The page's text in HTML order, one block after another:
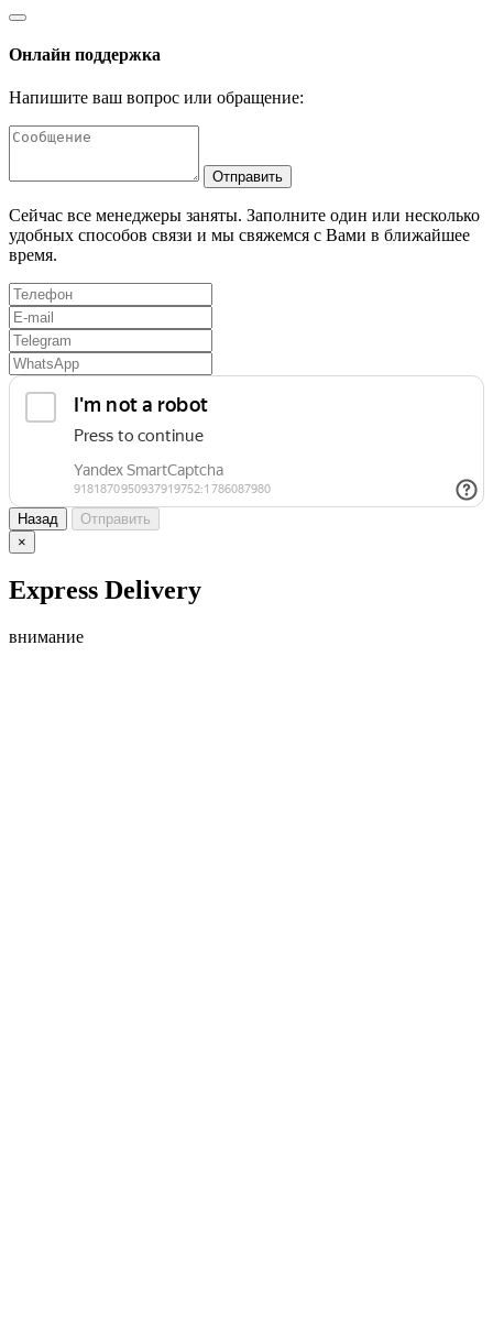
Онлайн поддержка
Напишите ваш вопрос или обращение:
Отправить
Сейчас все менеджеры заняты. Заполните один или несколько
удобных способов связи и мы свяжемся с Вами в ближайшее
время.
Назад
Отправить
×
Express Delivery
внимание